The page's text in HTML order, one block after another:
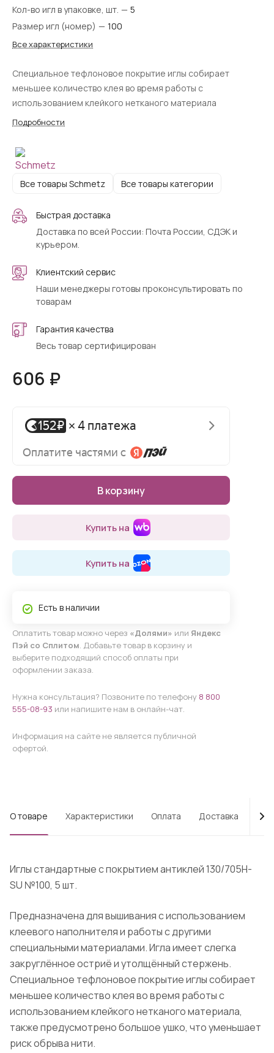
Кол-во игл в упаковке, шт. — 5
Размер игл (номер) — 100
Все характеристики
Специальное тефлоновое покрытие иглы собирает
меньшее количество клея во время работы с
использованием клейкого нетканого материала
Подробности
Все товары Schmetz Все товары категории
Быстрая доставка
Доставка по всей России: Почта России, СДЭК и
курьером.
Клиентский сервис
Наши менеджеры готовы проконсультировать по
товарам
Гарантия качества
Весь товар сертифицирован
606 ₽
В корзину
Купить на
Купить на
Есть в наличии
Оплатить товар можно через «Долями» или Яндекс
Пэй со Сплитом. Добавьте товар в корзину и
выберите подходящий способ оплаты при
оформлении заказа.
Нужна консультация? Позвоните по телефону 8 800
555-08-93 или напишите нам в онлайн-чат.
Информация на сайте не является публичной
офертой.
О товаре Характеристики Оплата Доставка
Иглы стандартные с покрытием антиклей 130/705H-
SU №100, 5 шт.
Предназначена для вышивания с использованием
клеевого наполнителя и работы с другими
специальными материалами. Игла имеет слегка
закруглённое остриё и утолщённый стержень.
Специальное тефлоновое покрытие иглы собирает
меньшее количество клея во время работы с
использованием клейкого нетканого материала,
также предусмотрено большое ушко, что уменьшает
риск обрыва нити.